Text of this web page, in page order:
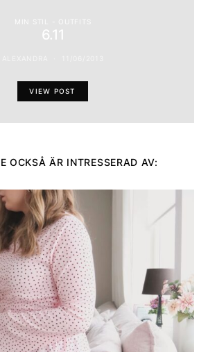
6.11
VIEW POST
OCKSÅ ÄR INTRESSERAD AV: